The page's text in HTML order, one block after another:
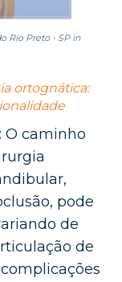
Rio Preto - SP in
ortognática:
O caminho
pode
de
de